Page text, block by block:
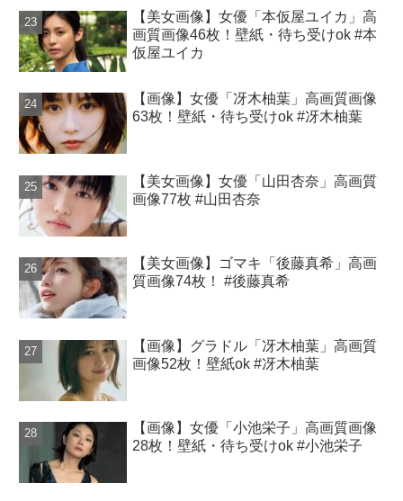
【美女画像】女優「本仮屋ユイカ」高
画質画像46枚！壁紙・待ち受けok #本
仮屋ユイカ
【画像】女優「冴木柚葉」高画質画像
63枚！壁紙・待ち受けok #冴木柚葉
【美女画像】女優「山田杏奈」高画質
画像77枚 #山田杏奈
【美女画像】ゴマキ「後藤真希」高画
質画像74枚！ #後藤真希
【画像】グラドル「冴木柚葉」高画質
画像52枚！壁紙ok #冴木柚葉
【画像】女優「小池栄子」高画質画像
28枚！壁紙・待ち受けok #小池栄子